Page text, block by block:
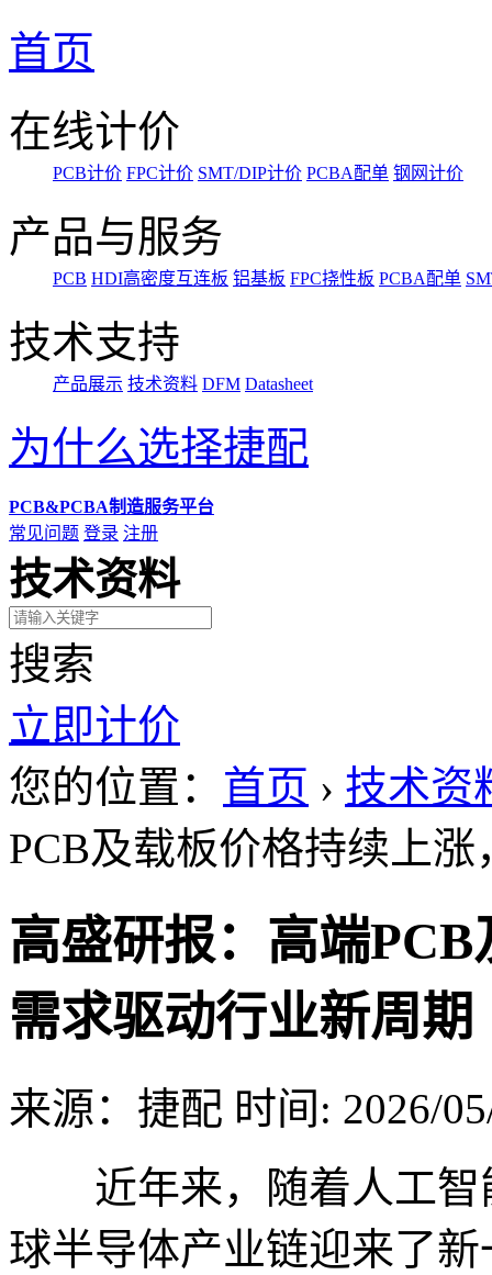
首页
在线计价
PCB计价 FPC计价 SMT/DIP计价 PCBA配单 钢网计价
产品与服务
PCB HDI高密度互连板 铝基板 FPC挠性板 PCBA配单
技术支持
产品展示 技术资料 DFM Datasheet
为什么选择捷配
PCB&PCBA制造服务平台
常见问题 登录 注册
技术资料
搜索
立即计价
您的位置： 首页 › 技术资
PCB及载板价格持续上
高盛研报：高端
需求驱动行业新周期
来源：捷配 时间: 2026/
近年来，随着人工智
球半导体产业链迎来了